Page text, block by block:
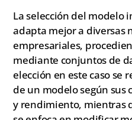
La selección del modelo
adapta mejor a diversas
empresariales,
mediante conjuntos de
elección en este caso se
de un modelo según sus
y rendimiento, mientras